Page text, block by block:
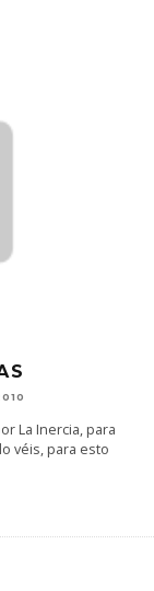
La Inercia, para
véis, para esto